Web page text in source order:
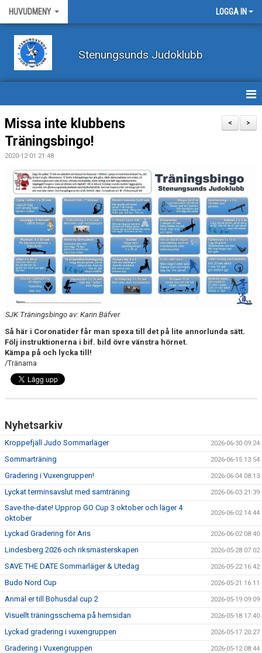
HUVUDMENY LOGGA IN
Stenungsunds Judoklubb
HEM
FÖRBUNDSNYHETER
BILDER
BÖRJA TRÄNA JUDO
BLI MEDLEM
VECKOSCHEMA
>
<
Missa inte klubbens
Träningsbingo!
2020-12-01 21:48
SJK Träningsbingo av: Karin Bäfver
Så här i Coronatider får man spexa till det på lite annorlunda sätt.
Följ instruktionerna i bif. bild övre vänstra hörnet.
Kämpa på och lycka till!
/Tränarna
Nyhetsarkiv
Kroppefjäll Judo Sommarläger 2026-06-30 09:24
Sommarträning 2026-06-15 13:54
Gradering i Vuxengruppen! 2026-06-04 08:13
Lyckat terminsavslut med samträning 2026-06-03 21:39
Save-the-date! Upprop GO Cup 3 oktober och läger 4
oktober
2026-06-02 14:44
Lyckad Gradering för Aris 2026-06-02 08:40
Lindesberg 2026 och riksmästerskapen 2026-05-28 07:02
SAVE THE DATE Sommarläger & Utedag 2026-05-22 16:42
Budo Nord Cup 2026-05-21 16:11
Anmäl er till Bohusdal cup 2 2026-05-19 09:09
Visuellt träningsschema på hemsidan 2026-05-18 17:40
Lyckad gradering i vuxengruppen 2026-05-17 20:27
Gradering i Vuxengruppen 2026-05-12 08:44